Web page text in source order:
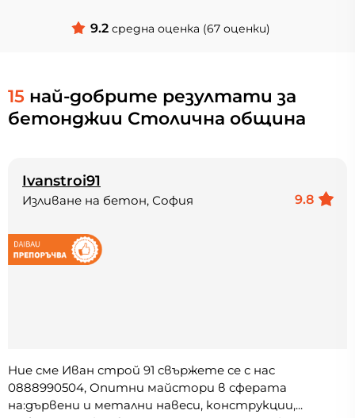
9.2 средна оценка (67 оценки)
15 най-добрите резултати за
бетонджии Столична община
Ivanstroi91
9.8
Изливане на бетон, София
Ние сме Иван строй 91 свържете се с нас
0888990504, Опитни майстори в сферата
на:дървени и метални навеси, конструкции,...